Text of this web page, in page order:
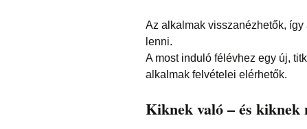
Az alkalmak visszanézhetők,
lenni.
A most induló félévhez egy új,
alkalmak felvételei elérhetők.
Kiknek való – és kiknek